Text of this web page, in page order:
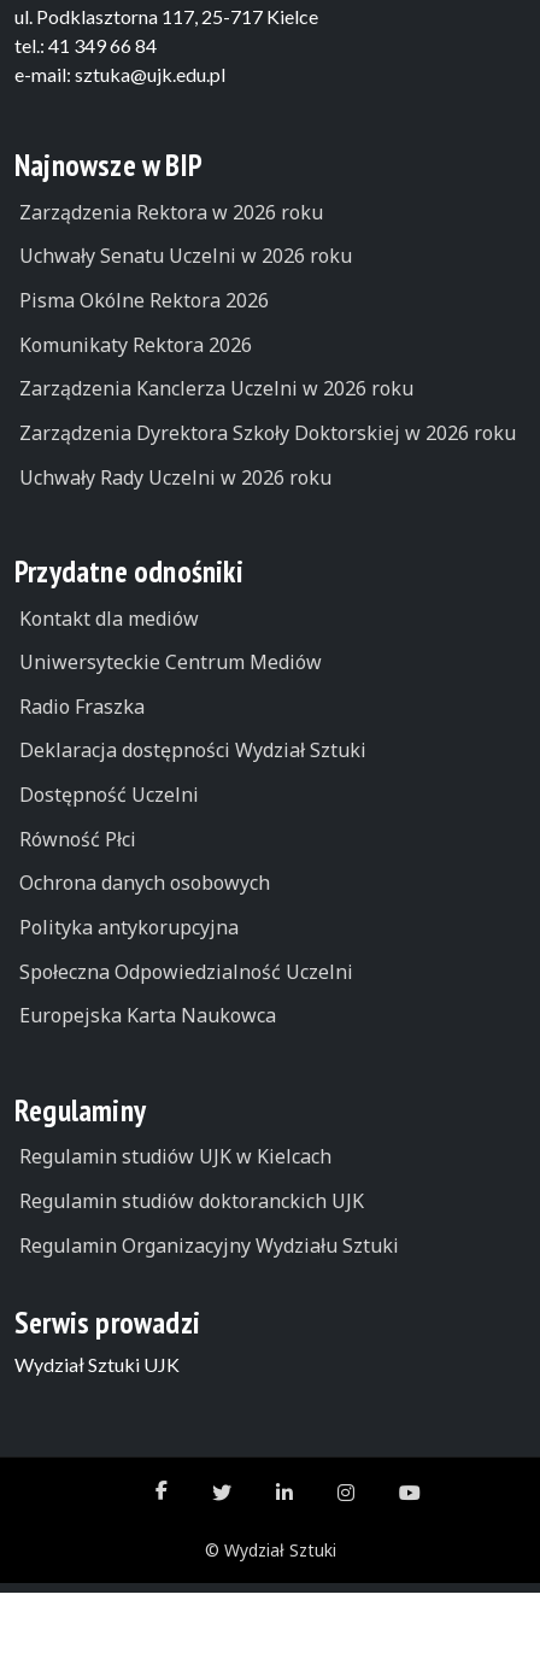
ul. Podklasztorna 117, 25-717 Kielce
tel.: 41 349 66 84
e-mail: sztuka@ujk.edu.pl
Najnowsze w BIP
Zarządzenia Rektora w 2026 roku
Uchwały Senatu Uczelni w 2026 roku
Pisma Okólne Rektora 2026
Komunikaty Rektora 2026
Zarządzenia Kanclerza Uczelni w 2026 roku
Zarządzenia Dyrektora Szkoły Doktorskiej w 2026 roku
Uchwały Rady Uczelni w 2026 roku
Przydatne odnośniki
Kontakt dla mediów
Uniwersyteckie Centrum Mediów
Radio Fraszka
Deklaracja dostępności Wydział Sztuki
Dostępność Uczelni
Równość Płci
Ochrona danych osobowych
Polityka antykorupcyjna
Społeczna Odpowiedzialność Uczelni
Europejska Karta Naukowca
Regulaminy
Regulamin studiów UJK w Kielcach
Regulamin studiów doktoranckich UJK
Regulamin Organizacyjny Wydziału Sztuki
Serwis prowadzi
Wydział Sztuki UJK
© Wydział Sztuki